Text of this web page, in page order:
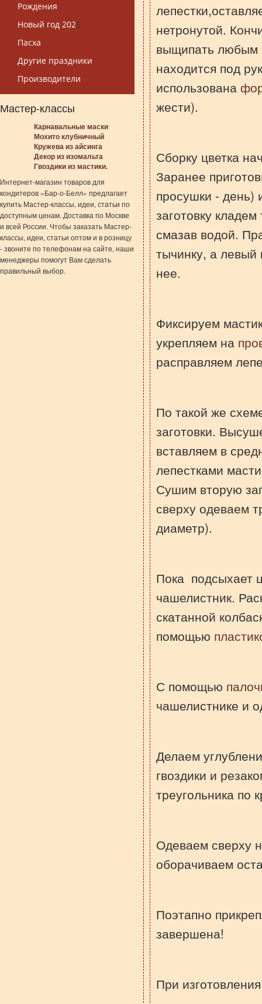
Рождения
Новый год 2025
Пасха
Другие праздники
Производители
Мастер-классы
Карнавальные маски
Мохито клубничный
Кружева из айсинга
Декор из изомальта
Гвоздики из мастики.
Интернет-магазин товаров для
кондитеров «Бар-о-Белл» предлагает
купить Мастер-классы, идеи, статьи по
доступным ценам. Доставка по Москве
и всей России. Чтобы заказать Мастер-
классы, идеи, статьи оптом и в розницу
- звоните по телефонам на сайте, наши
менеджеры помогут Вам сделать
правильный выбор.
нетронутой.
выщипать любым
находится под
использована
жести).
Сборку цветка
Заранее
просушки - день)
заготовку
смазав водой.
тычинку, а левый
нее.
Фиксируем
укрепляем на
расправляем
По такой же
заготовки.
вставляем в
лепестками
Сушим вторую
сверху одеваем
диаметр).
Пока подсыхает
чашелистник.
скатанной
помощью
С помощью
чашелистнике и
Делаем
гвоздики и
треугольника по
Одеваем сверху
оборачиваем
Поэтапно
завершена!
При